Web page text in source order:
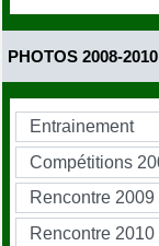
PHOTOS 2008-2010